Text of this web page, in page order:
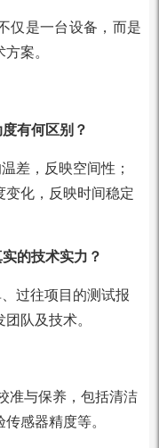
仅是一台设备，而是
案。
有何区别？
差，反映空间性；
变化，反映时间稳定
的技术实力？
过往项目的测试报
队及技术。
准与保养，包括清洁
感器精度等。